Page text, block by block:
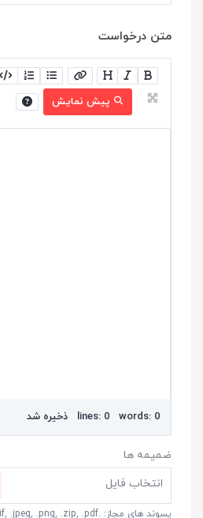
متن درخواست
پیش نمایش
lines: 0 words: 0 ذخیره شد
ضمیمه ها
انتخاب فایل